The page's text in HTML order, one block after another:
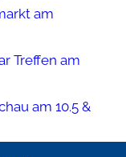
am
Treffen am
am 10.5 &